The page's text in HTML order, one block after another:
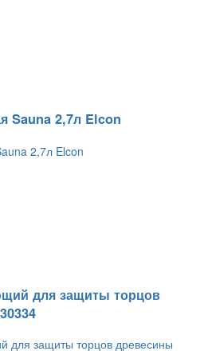
Sauna 2,7л Elcon
для защиты торцов